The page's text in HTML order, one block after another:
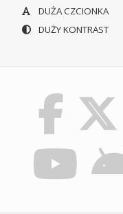
DUŻA CZCIONKA
DUŻY KONTRAST